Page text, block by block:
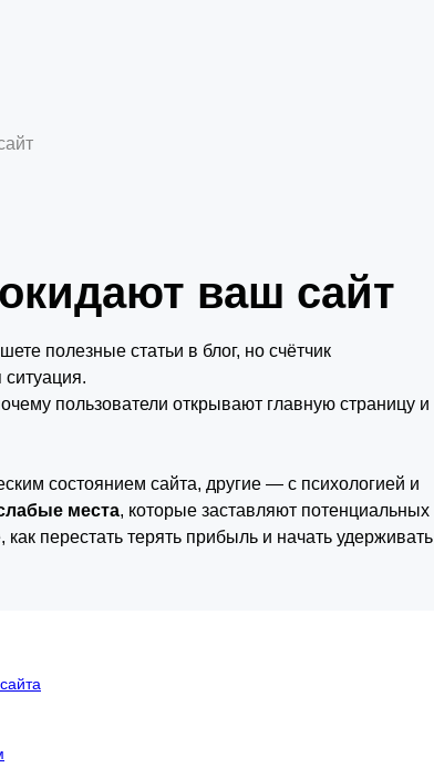
ваш сайт
полезные статьи в блог, но счётчик
пользователи открывают главную страницу и
состоянием сайта, другие — с психологией и
места, которые заставляют потенциальных
перестать терять прибыль и начать удерживать